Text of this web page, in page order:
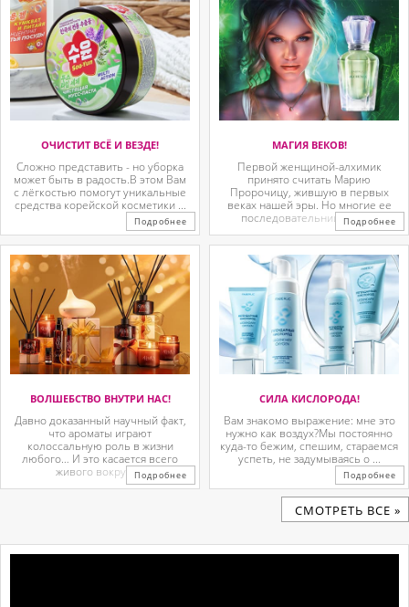
ОЧИСТИТ ВСЁ И ВЕЗДЕ!
Сложно представить - но уборка
может быть в радость.В этом Вам
с лёгкостью помогут уникальные
средства корейской косметики ...
Подробнее
МАГИЯ ВЕКОВ!
Первой женщиной-алхимик
принято считать Марию
Пророчицу, жившую в первых
веках нашей эры. Но многие ее
последовательницы так ...
Подробнее
ВОЛШЕБСТВО ВНУТРИ НАС!
Давно доказанный научный факт,
что ароматы играют
колоссальную роль в жизни
любого… И это касается всего
живого вокруг. ...Подробнее
СИЛА КИСЛОРОДА!
Вам знакомо выражение: мне это
нужно как воздух?Мы постоянно
куда-то бежим, спешим, стараемся
успеть, не задумываясь о ...
Подробнее
CМОТРЕТЬ ВСЕ »